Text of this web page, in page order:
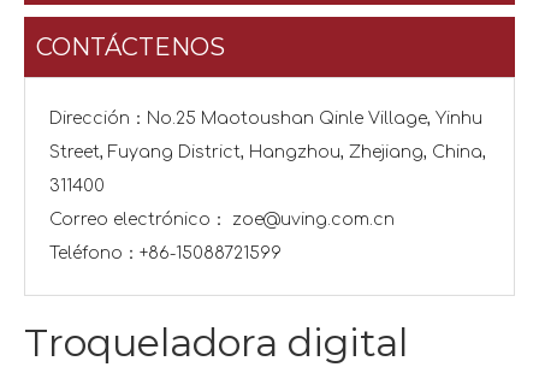
CONTÁCTENOS
Dirección：No.25 Maotoushan Qinle Village, Yinhu
Street, Fuyang District, Hangzhou, Zhejiang, China,
311400
Correo electrónico： zoe@uving.com.cn
Teléfono：+86-15088721599
Troqueladora digital